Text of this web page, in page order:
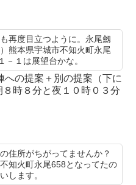
再度目立つように。永尾劔
熊本県宇城市不知火町永尾
１は展望台かな。
への提案＋別の提案（下に
時８分と夜１０時０３分
住所がちがってませんか？
知火町永尾658となってたの
します。